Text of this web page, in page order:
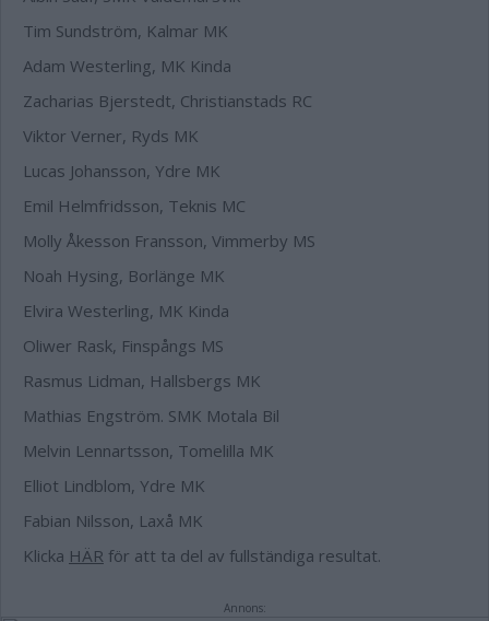
Tim Sundström, Kalmar MK
Adam Westerling, MK Kinda
Zacharias Bjerstedt, Christianstads RC
Viktor Verner, Ryds MK
Lucas Johansson, Ydre MK
Emil Helmfridsson, Teknis MC
Molly Åkesson Fransson, Vimmerby MS
Noah Hysing, Borlänge MK
Elvira Westerling, MK Kinda
Oliwer Rask, Finspångs MS
Rasmus Lidman, Hallsbergs MK
Mathias Engström. SMK Motala Bil
Melvin Lennartsson, Tomelilla MK
Elliot Lindblom, Ydre MK
Fabian Nilsson, Laxå MK
Klicka HÄR för att ta del av fullständiga resultat.
Annons: